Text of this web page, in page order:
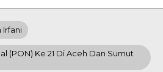
Irfani
(PON) Ke 21 Di Aceh Dan Sumut